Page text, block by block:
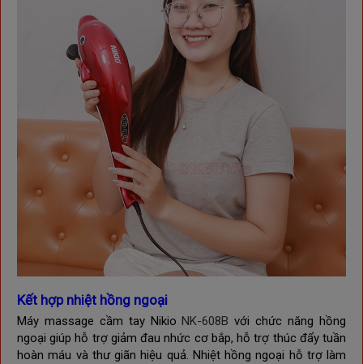
Kết hợp nhiệt hồng ngoại
Máy massage cầm tay NikioNK-608B với chức năng hồng
ngoại giúp hỗ trợ giảm đau nhức cơ bắp, hỗ trợ thúc đẩy tuần
hoàn máu và thư giãn hiệu quả. Nhiệt hồng ngoại hỗ trợ làm